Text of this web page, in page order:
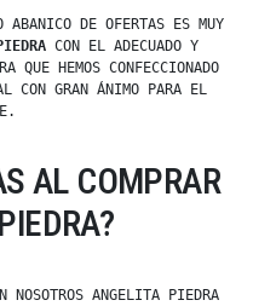
ABANICO DE OFERTAS ES MUY
CON EL ADECUADO Y
QUE HEMOS CONFECCIONADO
CON GRAN ÁNIMO PARA EL
AL COMPRAR
NOSOTROS ANGELITA PIEDRA